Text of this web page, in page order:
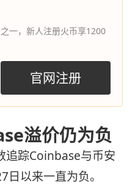
一，新人注册火币享1200
官网注册
溢价仍为负
追踪Coinbase与币安
以来一直为负。